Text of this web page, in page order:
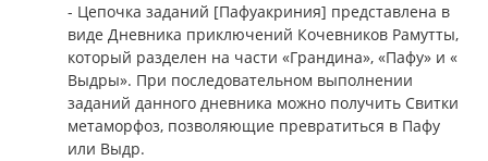
- Цепочка заданий [Пафуакриния] представлена в
виде Дневника приключений Кочевников Рамутты,
который разделен на части «Грандина», «Пафу» и «
Выдры». При последовательном выполнении
заданий данного дневника можно получить Свитки
метаморфоз, позволяющие превратиться в Пафу
или Выдр.